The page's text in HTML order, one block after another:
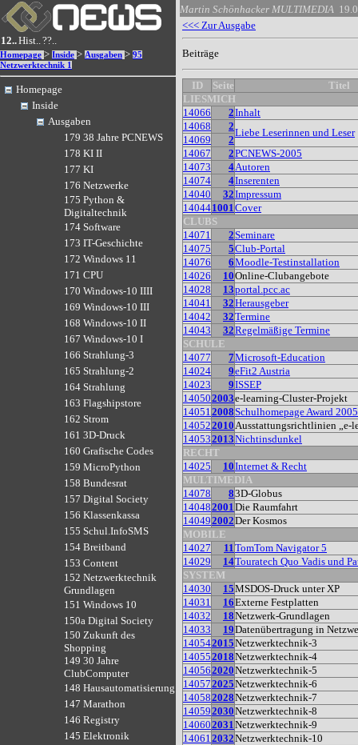
12..Hist..??..
Homepage > Inside > Ausgaben > 95
Netzwerktechnik 1
Homepage
Inside
Ausgaben
179 38 Jahre PCNEWS
178 KI II
177 KI
176 Netzwerke
175 Python &
Digitaltechnik
174 Software
173 IT-Geschichte
172 Windows 11
171 CPU
170 Windows-10 IIII
169 Windows-10 III
168 Windows-10 II
167 Windows-10 I
166 Strahlung-3
165 Strahlung-2
164 Strahlung
163 Flagshipstore
162 Strom
161 3D-Druck
160 Grafische Codes
159 MicroPython
158 Bundesrat
157 Digital Society
156 Klassenkassa
155 Schul.InfoSMS
154 Breitband
153 Content
152 Netzwerktechnik
Grundlagen
151 Windows 10
150a Digital Society
150 Zukunft des
Shopping
149 30 Jahre
ClubComputer
148 Hausautomatisierung
147 Marathon
146 Registry
145 Elektronik
Martin Schönhacker MULTIMEDIA
<<< Zur Ausgabe
Beiträge
ID Seite
Titel
LIESMICH
14066
2Inhalt
14068
2
Liebe Leserinnen und Leser
14069
2
14067
2PCNEWS-2005
14073
4Autoren
14074
4Inserenten
14040
32Impressum
140441001Cover
CLUBS
14071
2Seminare
14075
5Club-Portal
14076
6Moodle-Testinstallation
14026
10Online-Clubangebote
14028
13portal.pcc.ac
14041
32Herausgeber
14042
32Termine
14043
32Regelmäßige Termine
SCHULE
14077
7Microsoft-Education
14024
9eFit2 Austria
14023
9ISSEP
140502003e-learning-Cluster-Projekt
140512008Schulhomepage Award 2005
140522010Ausstattungsrichtlinien „e-
140532013Nichtinsdunkel
RECHT
14025
10Internet & Recht
MULTIMEDIA
14078
83D-Globus
140482001Die Raumfahrt
140492002Der Kosmos
MOBILE
14027
11TomTom Navigator 5
14029
14Touratech Quo Vadis und
SYSTEM
14030
15MSDOS-Druck unter XP
14031
16Externe Festplatten
14032
18Netzwerk-Grundlagen
14033
19Datenübertragung in
140542015Netzwerktechnik-3
140552018Netzwerktechnik-4
140562020Netzwerktechnik-5
140572025Netzwerktechnik-6
140582028Netzwerktechnik-7
140592030Netzwerktechnik-8
140602031Netzwerktechnik-9
140612032Netzwerktechnik-10